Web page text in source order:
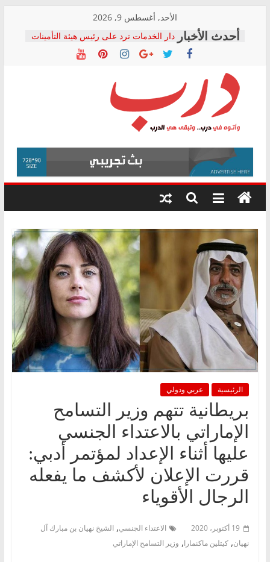
content
الأحد, أغسطس 9, 2026
دار الخدمات ترد على رئيس هيئة التأمينات
بعد مؤتمره الصحفي: إنكار الأزمة لا ينهي
معاناة أصحاب المعاشات.. ونطالب بكشف
فرحات سليمان يكتب: القطاع الصحي إلى
أين؟
حزب التحالف الشعبي يطلق لجنة “الحق
في الصحة” بالإسكندرية لرصد الانتهاكات
ودعم المرضى
الوزاري لمدينة الصحفيين.. وانتهاء أعمال
إنشاء المبنى الإداري
المجلس القومي لحقوق الإنسان يعلن
متابعة قضية الدكتور محمد زهران.. ويؤكد:
قرينة البراءة وضمانات المحاكمة العادلة
درب
وأتوه
درب..
وتبقى
هي
الرئيسية عربي ودولي
بريطانية تتهم وزير التسامح
الإماراتي بالاعتداء الجنسي
عليها أثناء الإعداد لمؤتمر أدبي:
قررت الإعلان لأكشف ما يفعله
الرجال الأقوياء
19 أكتوبر، 2020 الاعتداء الجنسي, الشيخ نهيان بن مبارك آل
نهيان, كيتلين ماكنمارا, وزير التسامح الإماراتي